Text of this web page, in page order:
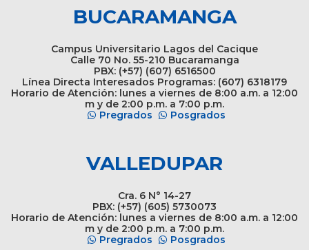
BUCARAMANGA
Campus Universitario Lagos del Cacique
Calle 70 No. 55-210 Bucaramanga
PBX: (+57) (607) 6516500
Línea Directa Interesados Programas: (607) 6318179
Horario de Atención: lunes a viernes de 8:00 a.m. a 12:00
m y de 2:00 p.m. a 7:00 p.m.
Pregrados
Posgrados
VALLEDUPAR
Cra. 6 N° 14-27
PBX: (+57) (605) 5730073
Horario de Atención: lunes a viernes de 8:00 a.m. a 12:00
m y de 2:00 p.m. a 7:00 p.m.
Pregrados
Posgrados